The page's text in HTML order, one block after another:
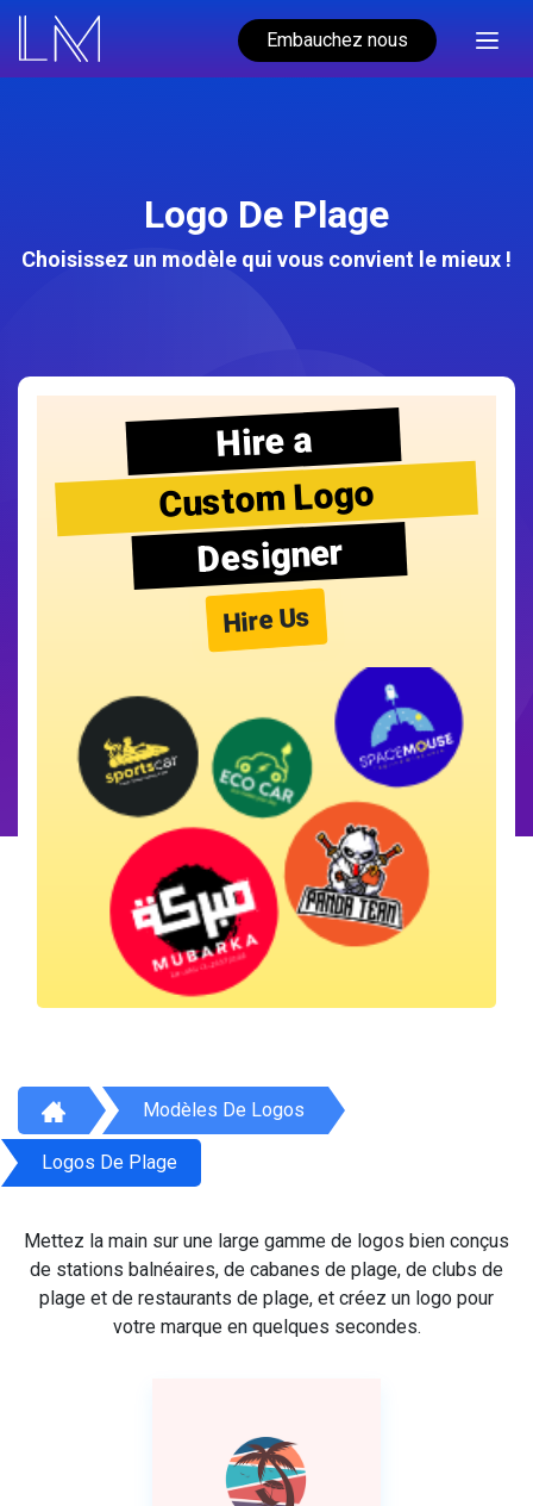
Embauchez nous
Logo De Plage
Choisissez un modèle qui vous convient le mieux !
Hire a
Custom Logo
Designer
Hire Us
Modèles De Logos
Logos De Plage
Mettez la main sur une large gamme de logos bien conçus
de stations balnéaires, de cabanes de plage, de clubs de
plage et de restaurants de plage, et créez un logo pour
votre marque en quelques secondes.